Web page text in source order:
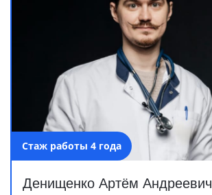
Стаж работы 4 года
Денищенко Артём Андреевич